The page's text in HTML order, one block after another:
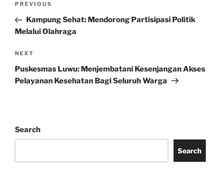
Previous
Post
PREVIOUS
Kampung Sehat: Mendorong Partisipasi Politik
Melalui Olahraga
Next
Post
NEXT
Puskesmas Luwu: Menjembatani Kesenjangan Akses
Pelayanan Kesehatan Bagi Seluruh Warga
Search
Search